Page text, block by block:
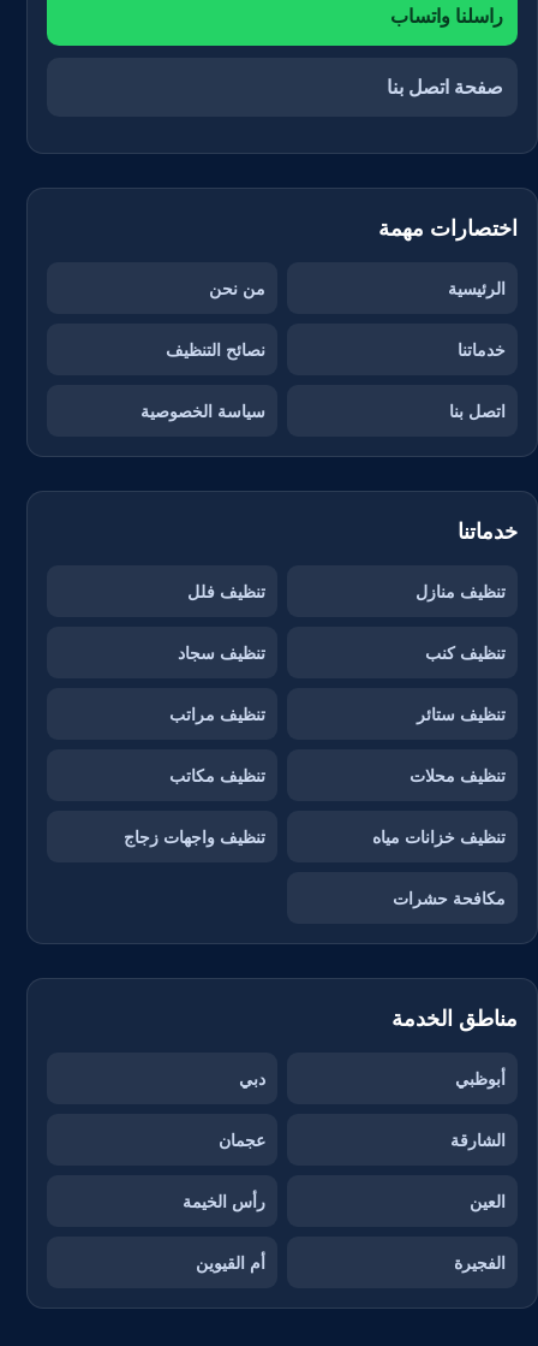
راسلنا واتساب
صفحة اتصل بنا
اختصارات مهمة
الرئيسية من نحن
خدماتنا نصائح التنظيف
اتصل بنا سياسة الخصوصية
خدماتنا
تنظيف منازل تنظيف فلل
تنظيف كنب تنظيف سجاد
تنظيف ستائر تنظيف مراتب
تنظيف محلات تنظيف مكاتب
تنظيف خزانات مياه تنظيف واجهات زجاج
مكافحة حشرات
مناطق الخدمة
أبوظبي دبي
الشارقة عجمان
العين رأس الخيمة
الفجيرة أم القيوين